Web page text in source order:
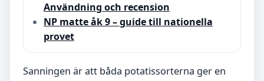
Användning och recension
NP matte åk 9 – guide till nationella
provet
Sanningen är att båda potatissorterna ger en